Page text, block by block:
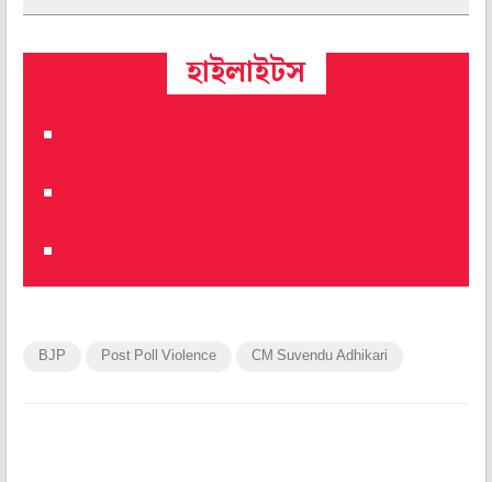
হাইলাইটস
BJP Post Poll Violence CM Suvendu Adhikari